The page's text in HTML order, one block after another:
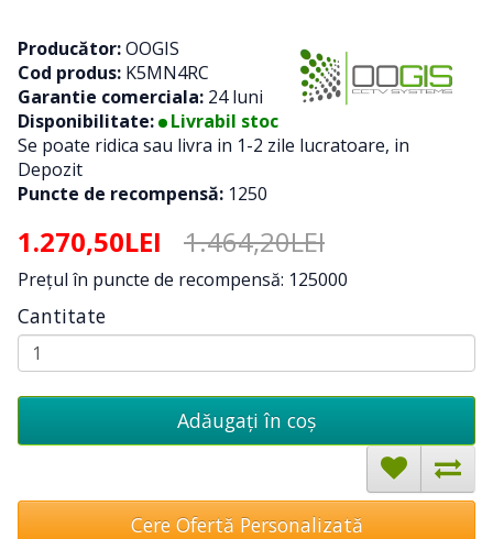
Producător:OOGIS
Cod produs: K5MN4RC
Garantie comerciala: 24 luni
Disponibilitate:
Livrabil stoc
Se poate ridica sau livra in 1-2 zile lucratoare, in
Depozit
Puncte de recompensă: 1250
1.270,50LEI 1.464,20LEI
Preţul în puncte de recompensă: 125000
Cantitate
Adăugați în coş
Cere Ofertă Personalizată